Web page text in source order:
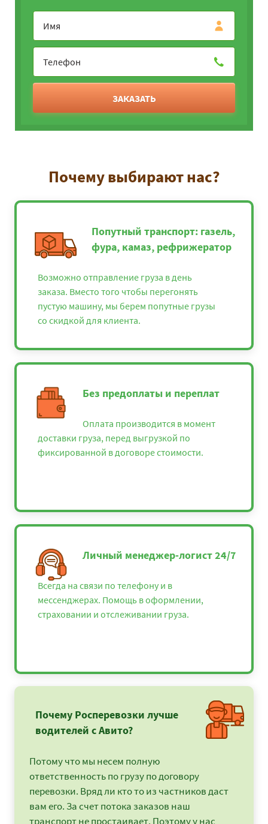
ЗАКАЗАТЬ
Почему выбирают нас?
Попутный транспорт: газель,
фура, камаз, рефрижератор
Возможно отправление груза в день
заказа. Вместо того чтобы перегонять
пустую машину, мы берем попутные грузы
со скидкой для клиента.
Без предоплаты и переплат
Оплата производится в момент
доставки груза, перед выгрузкой по
фиксированной в договоре стоимости.
Личный менеджер-логист 24/7
Всегда на связи по телефону и в
мессенджерах. Помощь в оформлении,
страховании и отслеживании груза.
Почему Росперевозки лучше
водителей с Авито?
Потому что мы несем полную
ответственность по грузу по договору
перевозки. Вряд ли кто то из частников даст
вам его. За счет потока заказов наш
транспорт не простаивает. Поэтому у нас